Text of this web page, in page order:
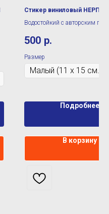
Стикер виниловый НЕРПА
Водостойкий с авторским
500 р.
Размер
Подробнее
В корзину